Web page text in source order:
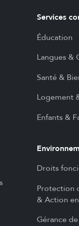
Services
Éducation
Langues &
Santé &
Logement
Enfants &
Droits
Protection
& Action
Gérance de